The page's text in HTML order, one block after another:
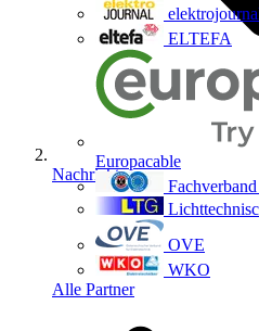
ELTEFA
Europacable
OVE
WKO
Alle Partner
Nachrichten